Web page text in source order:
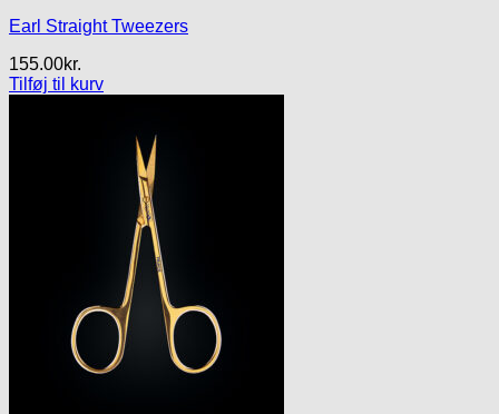
Earl Straight Tweezers
155.00kr.
Tilføj til kurv